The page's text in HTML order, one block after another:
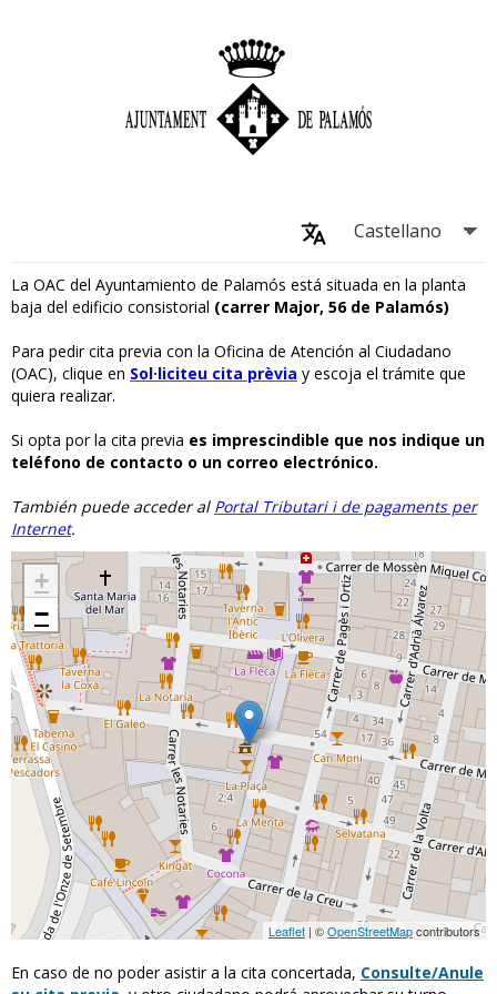
La OAC del Ayuntamiento de Palamós está situada en la planta
baja del edificio consistorial (carrer Major, 56 de Palamós)
Para pedir cita previa con la Oficina de Atención al Ciudadano
(OAC), clique en Sol·liciteu cita prèvia y escoja el trámite que
quiera realizar.
Si opta por la cita previa es imprescindible que nos indique un
teléfono de contacto o un correo electrónico.
También puede acceder al Portal Tributari i de pagaments per
Internet.
+
−
Leaflet | ©OpenStreetMapcontributors
En caso de no poder asistir a la cita concertada, Consulte/Anule